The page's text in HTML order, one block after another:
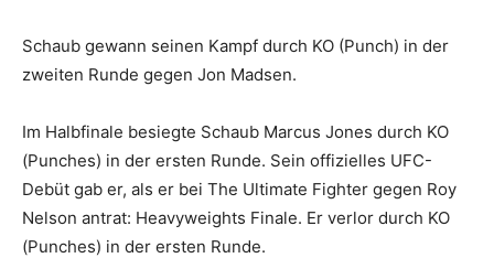
Schaub gewann seinen Kampf durch KO (Punch) in der
zweiten Runde gegen Jon Madsen.
Im Halbfinale besiegte Schaub Marcus Jones durch KO
(Punches) in der ersten Runde. Sein offizielles UFC-
Debüt gab er, als er bei The Ultimate Fighter gegen Roy
Nelson antrat: Heavyweights Finale. Er verlor durch KO
(Punches) in der ersten Runde.